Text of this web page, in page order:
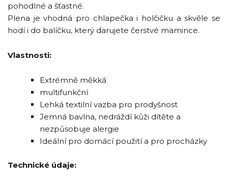
pohodlné a šťastné.
Plena je vhodná pro chlapečka i holčičku a skvěle se
hodí i do balíčku, který darujete čerstvé mamince.
Vlastnosti:
Extrémně měkká
multifunkční
Lehká textilní vazba pro prodyšnost
Jemná bavlna, nedráždí kůži dítěte a
nezpůsobuje alergie
Ideální pro domácí použití a pro procházky
Technické údaje: